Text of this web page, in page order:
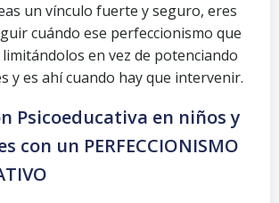
un vínculo fuerte y seguro, eres
cuándo ese perfeccionismo que
en vez de potenciando
y es ahí cuando hay que intervenir.
Psicoeducativa en niños y
con un PERFECCIONISMO